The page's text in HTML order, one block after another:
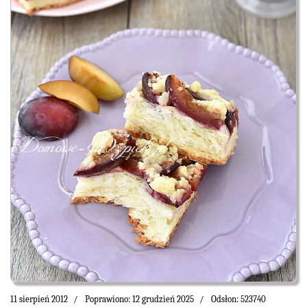
11 sierpień 2012 Poprawiono: 12 grudzień 2025 Odsłon: 523740